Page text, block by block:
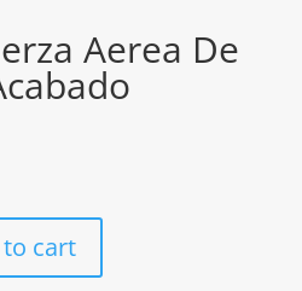
Aerea De
cart